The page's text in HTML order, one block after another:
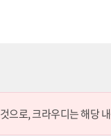
으로,크라우디는 해당